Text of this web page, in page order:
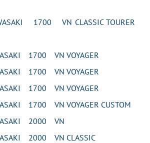
1700 VN CLASSIC TOURER
1700 VN VOYAGER
1700 VN VOYAGER
1700 VN VOYAGER
1700 VN VOYAGER CUSTOM
2000 VN
2000 VN CLASSIC